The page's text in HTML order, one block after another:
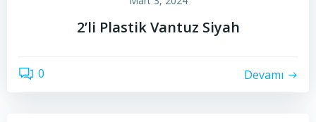
2’li Plastik Vantuz Siyah
0 Devamı